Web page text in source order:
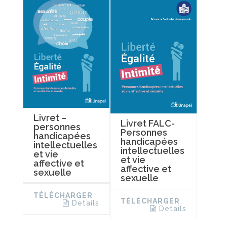
Livret –
personnes
handicapées
intellectuelles
et vie
affective et
sexuelle
TÉLÉCHARGER
Details
Livret FALC-
Personnes
handicapées
intellectuelles
et vie
affective et
sexuelle
TÉLÉCHARGER
Details